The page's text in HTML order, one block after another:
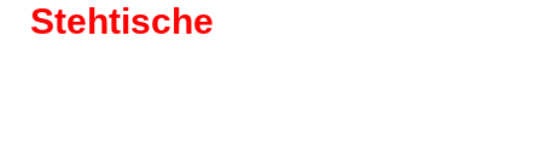
Stehtische